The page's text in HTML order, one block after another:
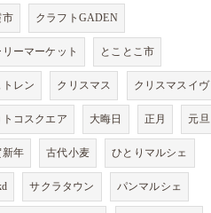
市 クラフトGADEN
リーマーケット とことこ市
トレン クリスマス クリスマスイヴ
トコスクエア 大晦日 正月 元旦
新年 古代小麦 ひとりマルシェ
サクラタウン パンマルシェ